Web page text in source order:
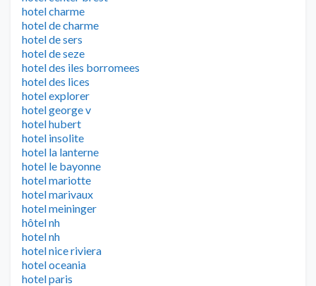
hotel charme
hotel de charme
hotel de sers
hotel de seze
hotel des iles borromees
hotel des lices
hotel explorer
hotel george v
hotel hubert
hotel insolite
hotel la lanterne
hotel le bayonne
hotel mariotte
hotel marivaux
hotel meininger
hôtel nh
hotel nh
hotel nice riviera
hotel oceania
hotel paris